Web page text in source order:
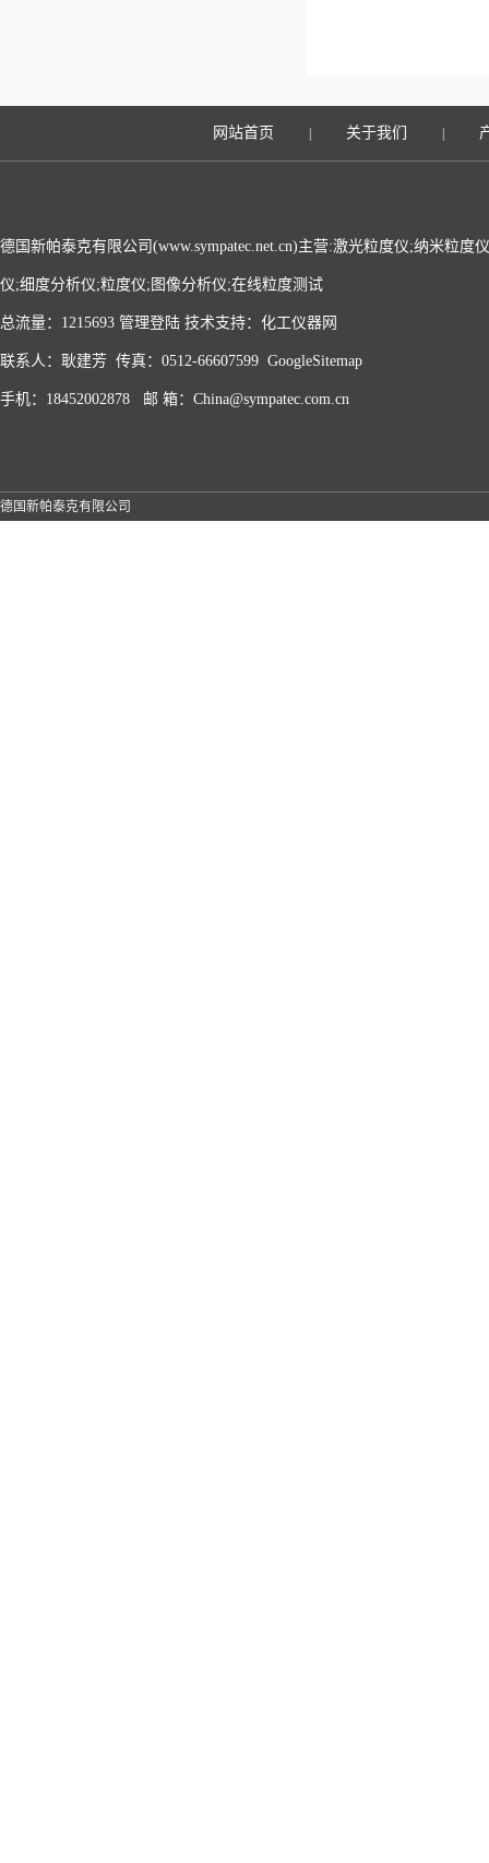
网站首页 关于我们
德国新帕泰克有限公司(www.sympatec.net.cn)主营:激光粒度仪;纳米粒度
仪;细度分析仪;粒度仪;图像分析仪;在线粒度测试
总流量：1215693 管理登陆 技术支持： 化工仪器网
联系人：耿建芳 传真：0512-66607599 GoogleSitemap
手机：18452002878 邮 箱：China@sympatec.com.cn
德国新帕泰克有限公司